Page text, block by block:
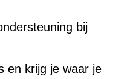
bij
en krijg je waar je